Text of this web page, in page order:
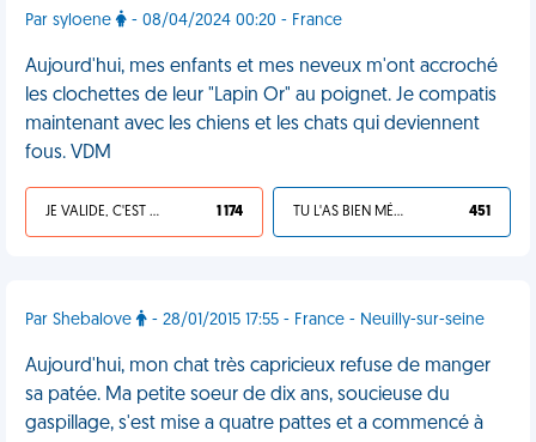
Par syloene - 08/04/2024 00:20 - France
Aujourd'hui, mes enfants et mes neveux m'ont accroché
les clochettes de leur "Lapin Or" au poignet. Je compatis
maintenant avec les chiens et les chats qui deviennent
fous. VDM
JE VALIDE, C'EST UNE VDM 1 174 TU L'AS BIEN MÉRITÉ 451
Par Shebalove - 28/01/2015 17:55 - France - Neuilly-sur-seine
Aujourd'hui, mon chat très capricieux refuse de manger
sa patée. Ma petite soeur de dix ans, soucieuse du
gaspillage, s'est mise a quatre pattes et a commencé à